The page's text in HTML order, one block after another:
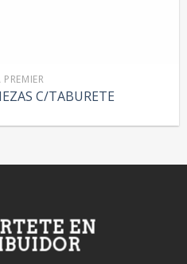
PREMIER
C/TABURETE
EN